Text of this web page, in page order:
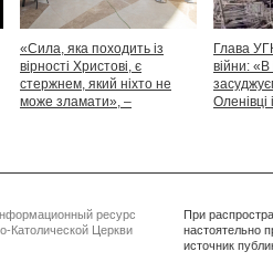
«Сила, яка походить із
вірності Христові, є
стержнем, який ніхто не
може зламати», –
Глава
війни:
Оленівці
ресурс
Католической Церкви
При
настоятельно
источник